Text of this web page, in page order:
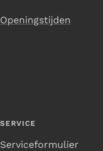
Openingstijden
SERVICE
Serviceformulier